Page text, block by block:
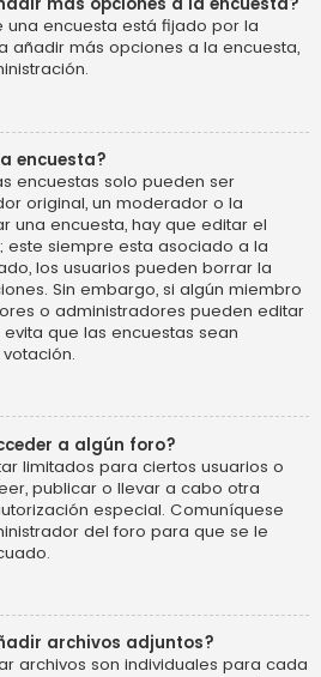
una encuesta está fijado por la
añadir más opciones a la encuesta,
encuesta?
encuestas solo pueden ser
original, un moderador o la
una encuesta, hay que editar el
este siempre esta asociado a la
los usuarios pueden borrar la
Sin embargo, si algún miembro
o administradores pueden editar
que las encuestas sean
a algún foro?
limitados para ciertos usuarios o
publicar o llevar a cabo otra
especial. Comuníquese
del foro para que se le
archivos adjuntos?
archivos son individuales para cada